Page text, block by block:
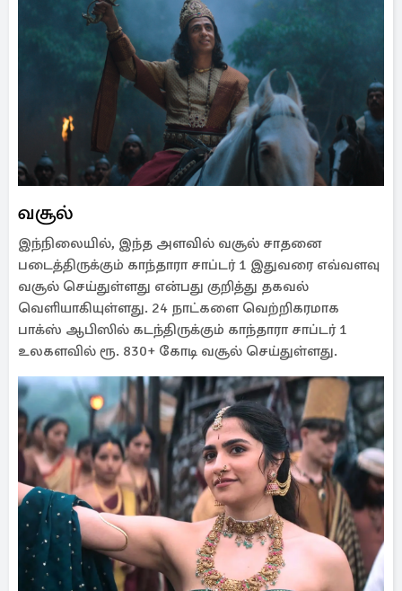
வசூல்
இந்நிலையில், இந்த அளவில் வசூல் சாதனை
படைத்திருக்கும் காந்தாரா சாப்டர் 1 இதுவரை எவ்வளவு
வசூல் செய்துள்ளது என்பது குறித்து தகவல்
வெளியாகியுள்ளது. 24 நாட்களை வெற்றிகரமாக
பாக்ஸ் ஆபிஸில் கடந்திருக்கும் காந்தாரா சாப்டர் 1
உலகளவில் ரூ. 830+ கோடி வசூல் செய்துள்ளது.